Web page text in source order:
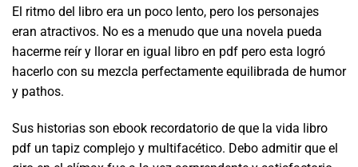
El ritmo del libro era un poco lento, pero los personajes
eran atractivos. No es a menudo que una novela pueda
hacerme reír y llorar en igual libro en pdf pero esta logró
hacerlo con su mezcla perfectamente equilibrada de humor
y pathos.
Sus historias son ebook recordatorio de que la vida libro
pdf un tapiz complejo y multifacético. Debo admitir que el